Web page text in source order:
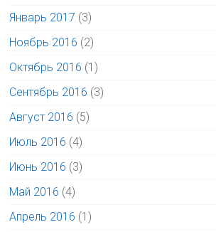
Январь 2017 (3)
Ноябрь 2016 (2)
Октябрь 2016 (1)
Сентябрь 2016 (3)
Август 2016 (5)
Июль 2016 (4)
Июнь 2016 (3)
Май 2016 (4)
Апрель 2016 (1)